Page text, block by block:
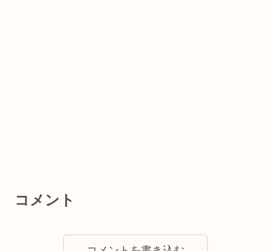
コメント